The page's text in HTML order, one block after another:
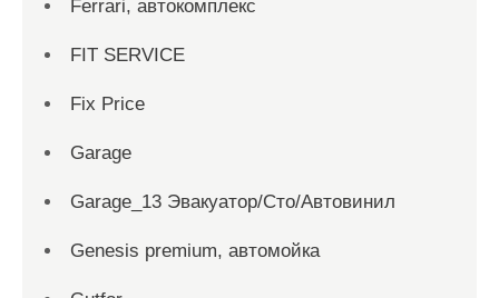
Ferrari, автокомплекс
FIT SERVICE
Fix Price
Garage
Garage_13 Эвакуатор/Сто/Автовинил
Genesis premium, автомойка